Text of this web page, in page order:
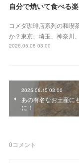
コメダ珈琲店系列の和喫
か？東京、埼玉、神奈川
2026.05.08 03:00
2025.08.15 03:00
あの有名なお土産に
に！
0コメント